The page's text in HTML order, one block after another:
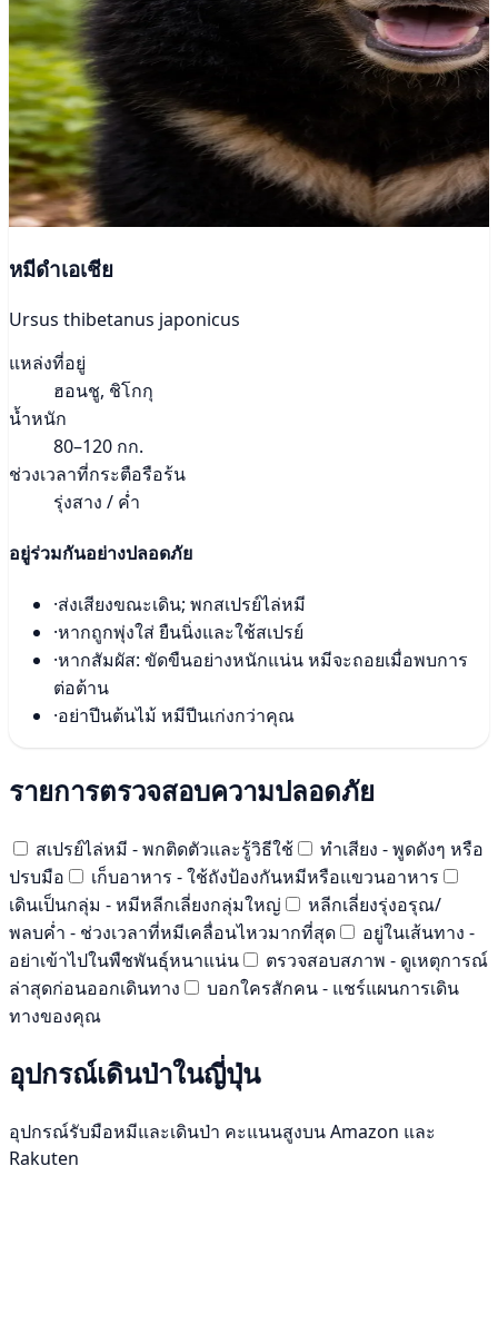
หมีดำเอเชีย
Ursus thibetanus japonicus
แหล่งที่อยู่
ฮอนชู, ชิโกกุ
น้ำหนัก
80–120 กก.
ช่วงเวลาที่กระตือรือร้น
รุ่งสาง / ค่ำ
อยู่ร่วมกันอย่างปลอดภัย
·ส่งเสียงขณะเดิน; พกสเปรย์ไล่หมี
·หากถูกพุ่งใส่ ยืนนิ่งและใช้สเปรย์
·หากสัมผัส: ขัดขืนอย่างหนักแน่น หมีจะถอยเมื่อพบการ
ต่อต้าน
·อย่าปีนต้นไม้ หมีปีนเก่งกว่าคุณ
รายการตรวจสอบความปลอดภัย
สเปรย์ไล่หมี - พกติดตัวและรู้วิธีใช้
ทำเสียง - พูดดังๆ หรือ
ปรบมือ
เก็บอาหาร - ใช้ถังป้องกันหมีหรือแขวนอาหาร
เดินเป็นกลุ่ม - หมีหลีกเลี่ยงกลุ่มใหญ่
หลีกเลี่ยงรุ่งอรุณ/
พลบค่ำ - ช่วงเวลาที่หมีเคลื่อนไหวมากที่สุด
อยู่ในเส้นทาง -
อย่าเข้าไปในพืชพันธุ์หนาแน่น
ตรวจสอบสภาพ - ดูเหตุการณ์
ล่าสุดก่อนออกเดินทาง
บอกใครสักคน - แชร์แผนการเดิน
ทางของคุณ
อุปกรณ์เดินป่าในญี่ปุ่น
อุปกรณ์รับมือหมีและเดินป่า คะแนนสูงบน Amazon และ
Rakuten